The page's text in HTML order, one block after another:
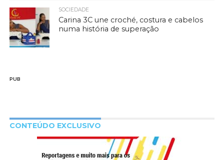
SOCIEDADE
Carina 3C une croché, costura e cabelos
numa história de superação
PUB
CONTEÚDO EXCLUSIVO